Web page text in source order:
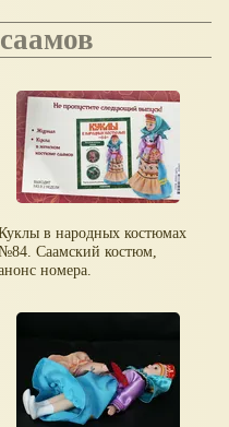
в народных костюмах
Саамский костюм,
номера.